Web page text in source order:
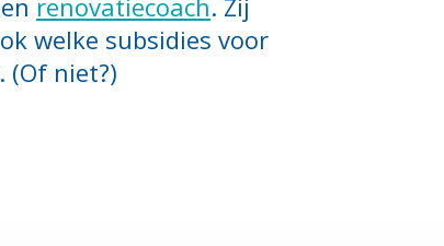
welke subsidies voor
(Of niet?)